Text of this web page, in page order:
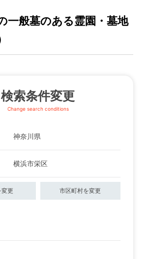
一般墓のある霊園・墓地
検索条件変更
Change search conditions
神奈川県
横浜市栄区
変更 市区町村を変更